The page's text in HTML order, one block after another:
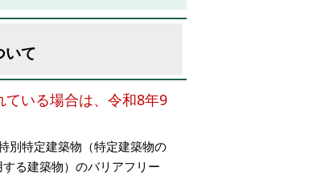
いて
いる場合は、令和8年9
別特定建築物（特定建築物の
る建築物）のバリアフリー